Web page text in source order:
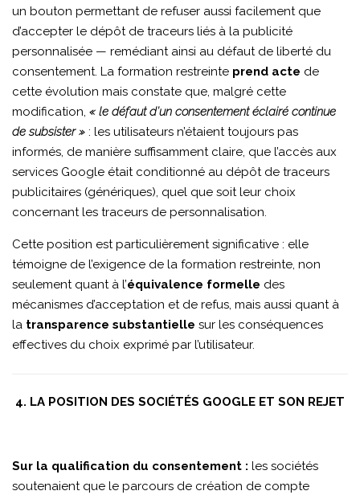
un bouton permettant de refuser aussi facilement que
d’accepter le dépôt de traceurs liés à la publicité
personnalisée — remédiant ainsi au défaut de liberté du
consentement. La formation restreinte prend acte de
cette évolution mais constate que, malgré cette
modification, « le défaut d’un consentement éclairé continue
de subsister » : les utilisateurs n’étaient toujours pas
informés, de manière suffisamment claire, que l’accès aux
services Google était conditionné au dépôt de traceurs
publicitaires (génériques), quel que soit leur choix
concernant les traceurs de personnalisation.
Cette position est particulièrement significative : elle
témoigne de l’exigence de la formation restreinte, non
seulement quant à l’équivalence formelle des
mécanismes d’acceptation et de refus, mais aussi quant à
la transparence substantielle sur les conséquences
effectives du choix exprimé par l’utilisateur.
4. LA POSITION DES SOCIÉTÉS GOOGLE ET SON REJET
Sur la qualification du consentement : les sociétés
soutenaient que le parcours de création de compte